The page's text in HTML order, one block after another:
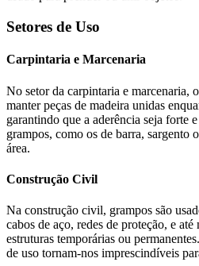
Setores de Uso
Carpintaria e Marcenaria
No setor da carpintaria e marcenaria,
manter peças de madeira unidas
garantindo que a aderência seja forte
grampos, como os de barra, sargento
área.
Construção Civil
Na construção civil, grampos são
cabos de aço, redes de proteção, e
estruturas temporárias ou
de uso tornam-nos imprescindíveis